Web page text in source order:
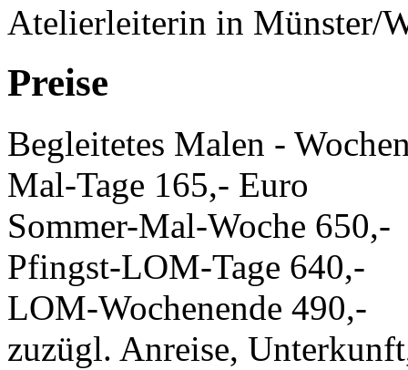
Atelierleiterin in Münster/
Preise
Begleitetes Malen -
Mal-Tage 165,- Euro
Sommer-Mal-Woche 650,-
Pfingst-LOM-Tage 640,-
LOM-Wochenende 490,-
zuzügl. Anreise,